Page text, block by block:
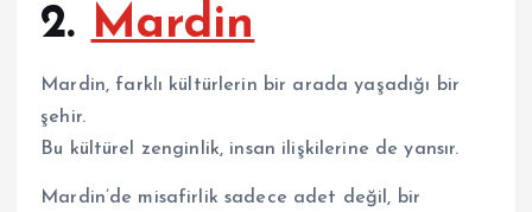
2. Mardin
Mardin, farklı kültürlerin bir arada yaşadığı bir
şehir.
Bu kültürel zenginlik, insan ilişkilerine de yansır.
Mardin’de misafirlik sadece adet değil, bir